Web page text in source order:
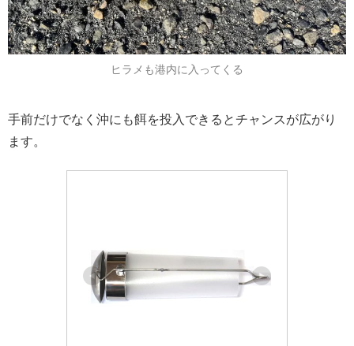
ヒラメも港内に入ってくる
手前だけでなく沖にも餌を投入できるとチャンスが広がり
ます。